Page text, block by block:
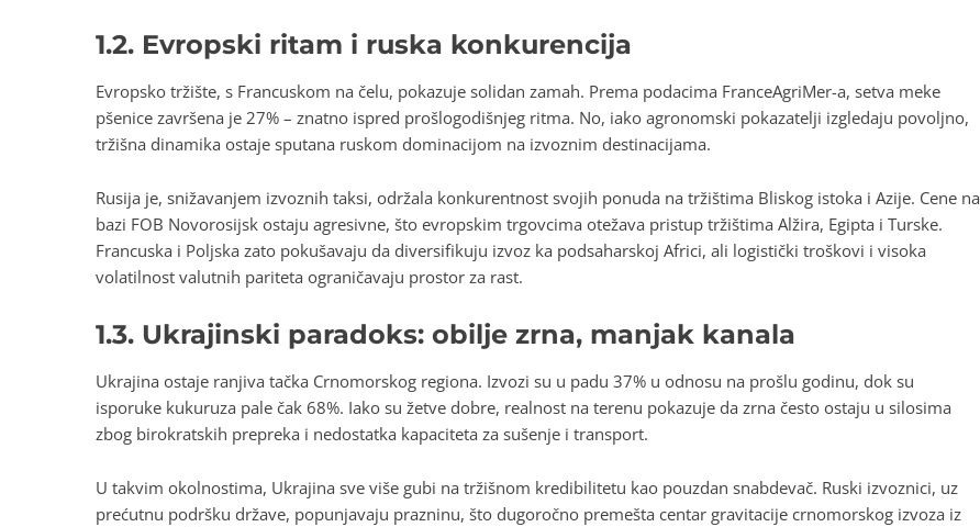
1.2. Evropski ritam i ruska konkurencija
Evropsko tržište, s Francuskom na čelu, pokazuje solidan zamah. Prema podacima FranceAgriMer-a, setva meke
pšenice završena je 27% – znatno ispred prošlogodišnjeg ritma. No, iako agronomski pokazatelji izgledaju povoljno,
tržišna dinamika ostaje sputana ruskom dominacijom na izvoznim destinacijama.
Rusija je, snižavanjem izvoznih taksi, održala konkurentnost svojih ponuda na tržištima Bliskog istoka i Azije. Cene na
bazi FOB Novorosijsk ostaju agresivne, što evropskim trgovcima otežava pristup tržištima Alžira, Egipta i Turske.
Francuska i Poljska zato pokušavaju da diversifikuju izvoz ka podsaharskoj Africi, ali logistički troškovi i visoka
volatilnost valutnih pariteta ograničavaju prostor za rast.
1.3. Ukrajinski paradoks: obilje zrna, manjak kanala
Ukrajina ostaje ranjiva tačka Crnomorskog regiona. Izvozi su u padu 37% u odnosu na prošlu godinu, dok su
isporuke kukuruza pale čak 68%. Iako su žetve dobre, realnost na terenu pokazuje da zrna često ostaju u silosima
zbog birokratskih prepreka i nedostatka kapaciteta za sušenje i transport.
U takvim okolnostima, Ukrajina sve više gubi na tržišnom kredibilitetu kao pouzdan snabdevač. Ruski izvoznici, uz
prećutnu podršku države, popunjavaju prazninu, što dugoročno premešta centar gravitacije crnomorskog izvoza iz